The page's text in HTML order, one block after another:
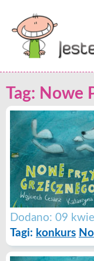
Tag: Nowe
Dodano: 09
Tagi: konkurs